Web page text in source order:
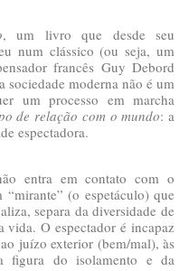
, um livro que desde seu
num clássico (ou seja, um
francês Guy Debord
sociedade moderna não é um
um processo em marcha
de relação com o mundo: a
espectadora.
entra em contato com o
(o espetáculo) que
separa da diversidade de
vida. O espectador é incapaz
juízo exterior (bem/mal), às
figura do isolamento e da